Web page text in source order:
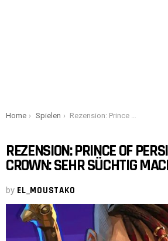
You are here:
Home Spielen Rezension: Prince of Persia: The Lost Crown: sehr süchtig machende Rätsel
REZENSION: PRINCE OF
CROWN: SEHR SÜCHTIG
by EL_MOUSTAKO